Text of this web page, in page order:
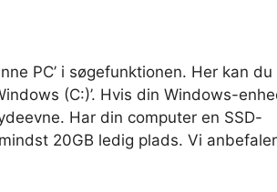
PC’ i søgefunktionen. Her kan du
(C:)’. Hvis din Windows-
Har din computer en SSD-
20GB ledig plads. Vi anbefaler